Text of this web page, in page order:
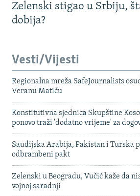
Zelenski stigao u Srbiju,
dobija?
Vesti/Vijesti
Regionalna mreža SafeJournalists
Veranu Matiću
Konstitutivna sjednica Skupštine
ponovo traži 'dodatno vrijeme' za
Saudijska Arabija, Pakistan i Turska
odbrambeni pakt
Zelenski u Beogradu, Vučić kaže da
vojnoj saradnji